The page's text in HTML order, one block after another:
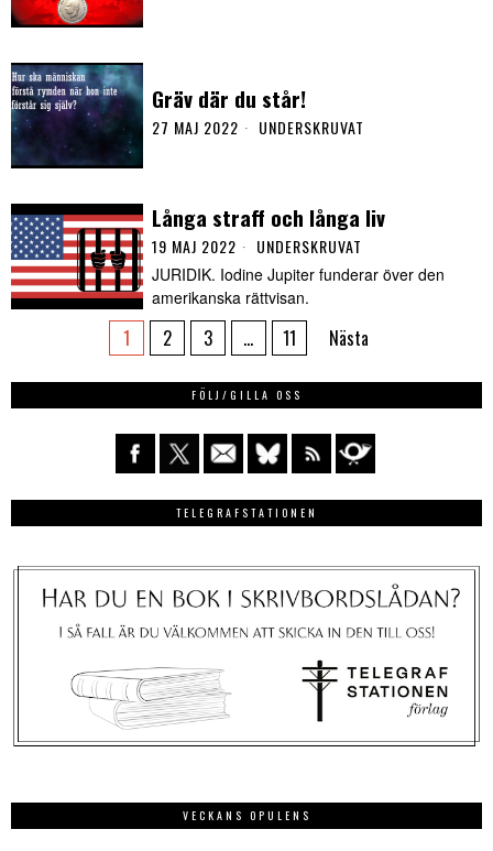
Gräv där du står!
27 MAJ 2022 UNDERSKRUVAT
Långa straff och långa liv
19 MAJ 2022 UNDERSKRUVAT
JURIDIK. Iodine Jupiter funderar över den
amerikanska rättvisan.
1 2 3 … 11 Nästa
FÖLJ/GILLA OSS
TELEGRAFSTATIONEN
VECKANS OPULENS